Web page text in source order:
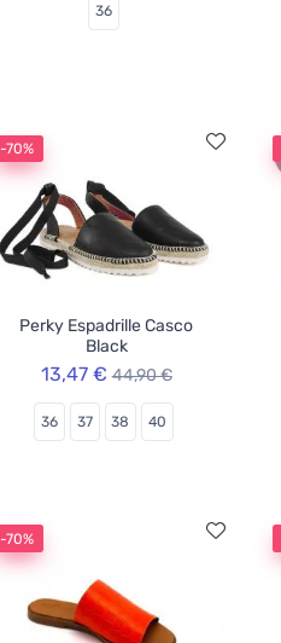
36
-70%
Perky Espadrille Casco
Black
13,47 € 44,90 €
36 37 38 40
-70%